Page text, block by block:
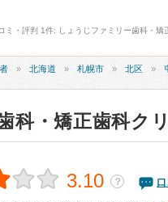
ミ・評判 1件: しょうじファミリー歯科・矯
北海道 札幌市 北区
科・矯正歯科ク
3.10 ？